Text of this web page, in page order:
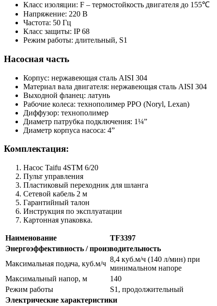
Класс изоляции: F – термостойкость двигателя до 155℃
Напряжение: 220 В
Частота: 50 Гц
Класс защиты: IP 68
Режим работы: длительный, S1
Насосная часть
Корпус: нержавеющая сталь AISI 304
Материал вала двигателя: нержавеющая сталь AISI 304
Выходной фланец: латунь
Рабочие колеса: технополимер PPO (Noryl, Lexan)
Диффузор: технополимер
Диаметр патрубка подключения: 1¼”
Диаметр корпуса насоса: 4”
Комплектация:
Насос Taifu 4STM 6/20
Пульт управления
Пластиковый переходник для шланга
Сетевой кабель 2 м
Гарантийный талон
Инструкция по эксплуатации
Картонная упаковка.
Наименование
TF3397
Энергоэффективность / производительность
Максимальная подача, куб.м/ч
8,4 куб.м/ч (140 л/мин) при
минимальном напоре
Максимальный напор, м
140
Режим работы
S1, продолжительный
Электрические характеристики